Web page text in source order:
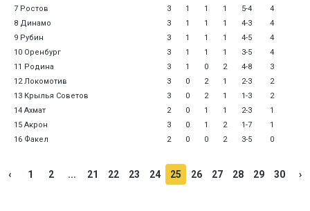
7 Ростов
3 1 1 1 5-4
4
8 Динамо
3 1 1 1 4-3
4
9 Рубин
3 1 1 1 4-5
4
10 Оренбург
3 1 1 1 3-5
4
11 Родина
3 1 0 2 4-8
3
12 Локомотив
3 0 2 1 2-3
2
13 Крылья Советов
3 0 2 1 1-3
2
14 Ахмат
2 0 1 1 2-3
1
15 Акрон
3 0 1 2 1-7
1
16 Факел
2 0 0 2 3-5 0
‹ 1 2 ... 21 22 23 24 25 26 27 28 29 30 ›